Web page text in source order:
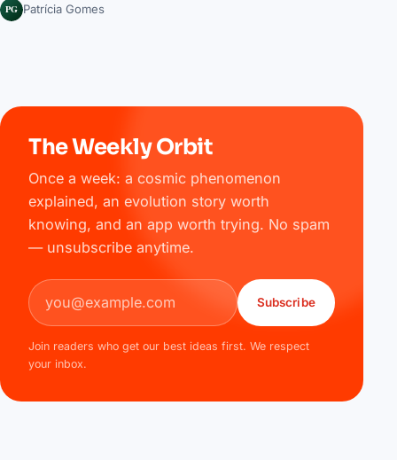
PG Patrícia Gomes
The Weekly Orbit
Once a week: a cosmic phenomenon
explained, an evolution story worth
knowing, and an app worth trying. No spam
— unsubscribe anytime.
Email address
Subscribe
Join readers who get our best ideas first. We respect
your inbox.